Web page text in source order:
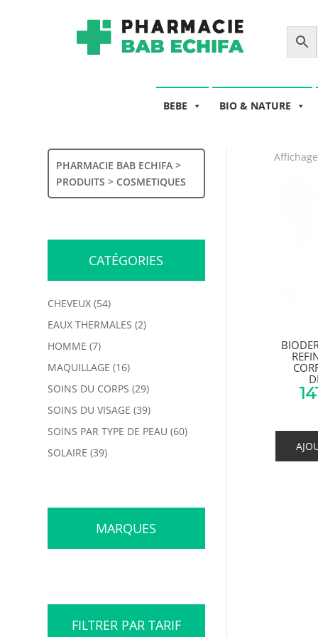
BEBE BIO & NATURE
PHARMACIE BAB ECHIFA >
PRODUITS > COSMETIQUES
CATÉGORIES
CHEVEUX (54)
EAUX THERMALES (2)
HOMME (7)
MAQUILLAGE (16)
SOINS DU CORPS (29)
SOINS DU VISAGE (39)
SOINS PAR TYPE DE PEAU (60)
SOLAIRE (39)
MARQUES
FILTRER PAR TARIF